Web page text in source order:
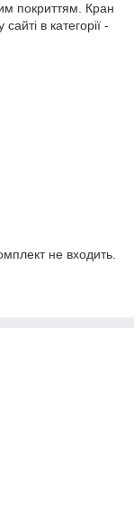
покриттям. Кран
в категорії -
не входить.